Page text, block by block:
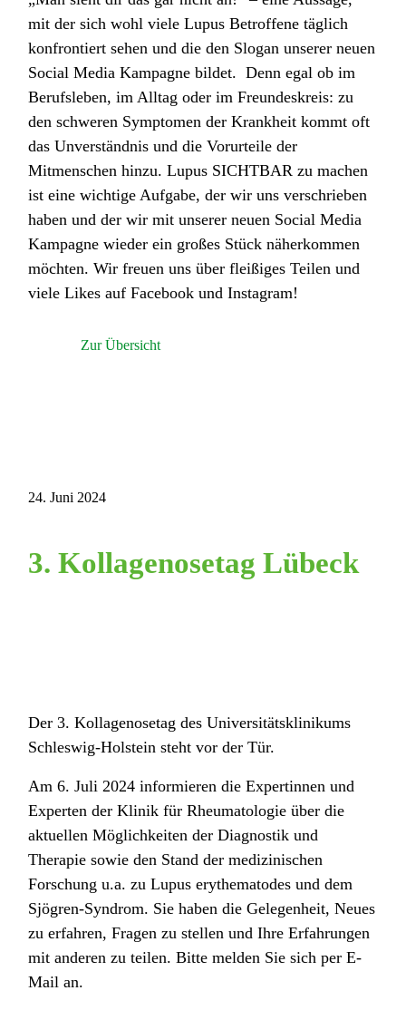
mit der sich wohl viele Lupus Betroffene täglich
konfrontiert sehen und die den Slogan unserer neuen
Social Media Kampagne bildet. Denn egal ob im
Berufsleben, im Alltag oder im Freundeskreis: zu
den schweren Symptomen der Krankheit kommt oft
das Unverständnis und die Vorurteile der
Mitmenschen hinzu. Lupus SICHTBAR zu machen
ist eine wichtige Aufgabe, der wir uns verschrieben
haben und der wir mit unserer neuen Social Media
Kampagne wieder ein großes Stück näherkommen
möchten. Wir freuen uns über fleißiges Teilen und
viele Likes auf Facebook und Instagram!
Zur Übersicht
24. Juni 2024
3. Kollagenosetag Lübeck
Der 3. Kollagenosetag des Universitätsklinikums
Schleswig-Holstein steht vor der Tür.
Am 6. Juli 2024 informieren die Expertinnen und
Experten der Klinik für Rheumatologie über die
aktuellen Möglichkeiten der Diagnostik und
Therapie sowie den Stand der medizinischen
Forschung u.a. zu Lupus erythematodes und dem
Sjögren-Syndrom. Sie haben die Gelegenheit, Neues
zu erfahren, Fragen zu stellen und Ihre Erfahrungen
mit anderen zu teilen. Bitte melden Sie sich per E-
Mail an.